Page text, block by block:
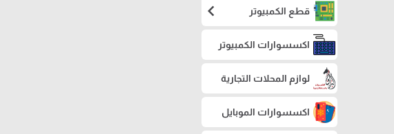
قطع الكمبيوتر chevron_left
اكسسوارات الكمبيوتر
لوازم المحلات التجارية
اكسسوارات الموبايل